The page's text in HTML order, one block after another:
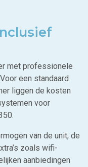
met professionele
een standaard
liggen de kosten
voor
van de unit, de
zoals wifi-
aanbiedingen